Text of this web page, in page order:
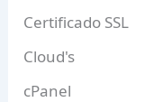
Certificado SSL
Cloud's
cPanel